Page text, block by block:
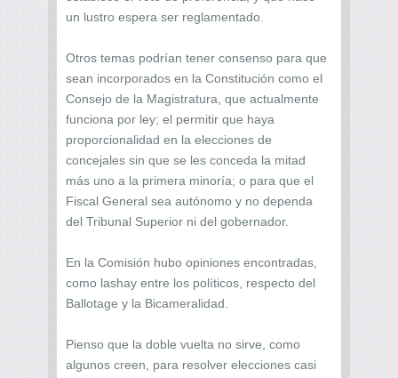
un lustro espera ser reglamentado.
Otros temas podrían tener consenso para que
sean incorporados en la Constitución como el
Consejo de la Magistratura, que actualmente
funciona por ley; el permitir que haya
proporcionalidad en la elecciones de
concejales sin que se les conceda la mitad
más uno a la primera minoría; o para que el
Fiscal General sea autónomo y no dependa
del Tribunal Superior ni del gobernador.
En la Comisión hubo opiniones encontradas,
como lashay entre los políticos, respecto del
Ballotage y la Bicameralidad.
Pienso que la doble vuelta no sirve, como
algunos creen, para resolver elecciones casi